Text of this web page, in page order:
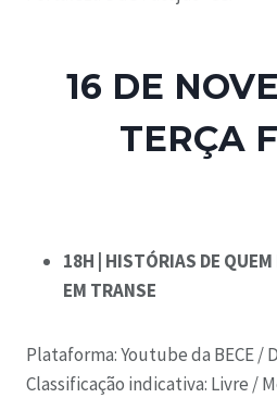
16 DE
TERÇA
18H | HISTÓRIAS DE
EM TRANSE
Plataforma: Youtube da BECE /
Classificação indicativa: Livre /